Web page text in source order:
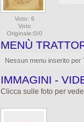
Voto: 6
Voto
Originale:0/0
MENÙ
Nessun menu inserito per
IMMAGINI -
Clicca sulle foto per